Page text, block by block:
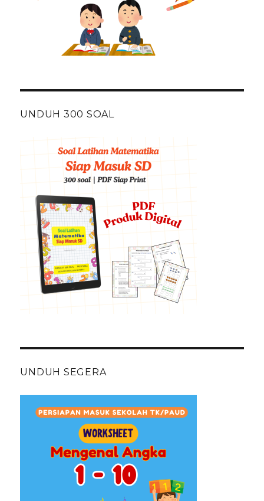
UNDUH 300 SOAL
UNDUH SEGERA